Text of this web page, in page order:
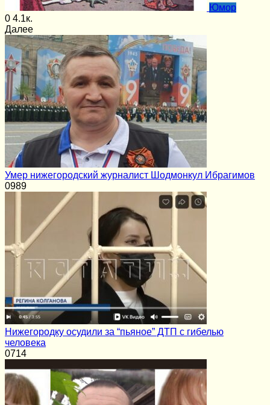
Юмор
0 4.1к.
Далее
Умер нижегородский журналист Шодмонкул Ибрагимов
0989
Нижегородку осудили за “пьяное” ДТП с гибелью
человека
0714